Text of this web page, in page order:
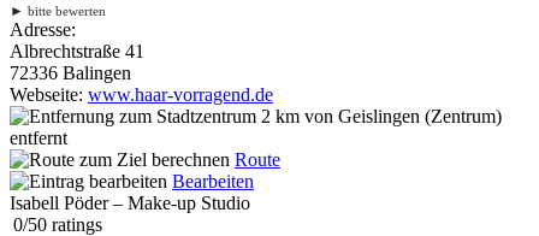
► bitte bewerten
Adresse:
Albrechtstraße 41
72336 Balingen
Webseite: www.haar-vorragend.de
2 km von Geislingen (Zentrum)
entfernt
Route
Bearbeiten
Isabell Pöder – Make-up Studio
0/50 ratings